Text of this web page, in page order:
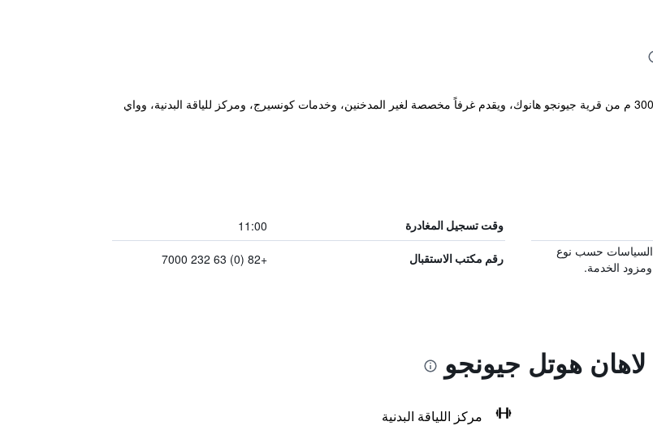
يقع مكان إقامة "Lahan Hotel Jeonju" في جيونجو، ضمن 300 م من قرية جيونجو هانوك، ويقدم غرفاً مخصصة لغير المدخنين، وخدمات كونسيرج، ومركز للياقة البدنية، وواي
وقت تسجيل المغادرة 11:00
حسب نوع
الخدمة.
رقم مكتب الاستقبال +82 (0) 63 232 7000
هوتل جيونجو
مركز اللياقة البدنية